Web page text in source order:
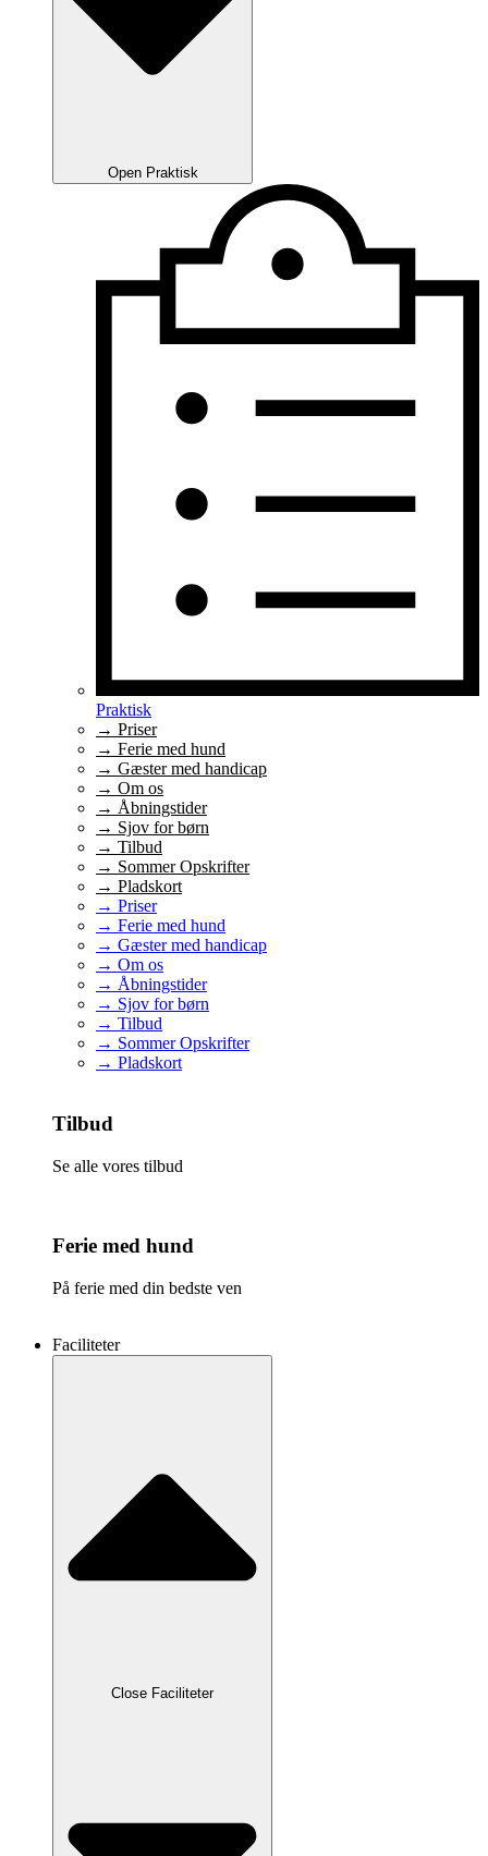
Open Praktisk
Praktisk
→ Priser
→ Ferie med hund
→ Gæster med handicap
→ Om os
→ Åbningstider
→ Sjov for børn
→ Tilbud
→ Sommer Opskrifter
→ Pladskort
→ Priser
→ Ferie med hund
→ Gæster med handicap
→ Om os
→ Åbningstider
→ Sjov for børn
→ Tilbud
→ Sommer Opskrifter
→ Pladskort
Tilbud
Se alle vores tilbud
Ferie med hund
På ferie med din bedste ven
Faciliteter
Close Faciliteter